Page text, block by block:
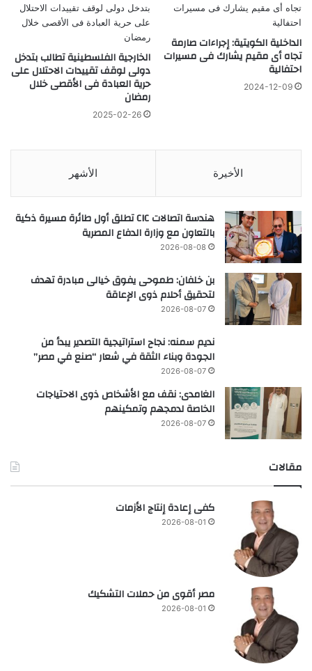
الداخلية الكويتية: إجراءات صارمة
تجاه أى مقيم يشارك فى مسيرات
احتفالية
2024-12-09
الخارجية الفلسطينية تطالب بتدخل
دولى لوقف تقييدات الاحتلال على
حرية العبادة فى الأقصى خلال
رمضان
2025-02-26
الأخيرة الأشهر
هندسة اتصالات CIC تطلق أول طائرة مسيرة ذكية
بالتعاون مع وزارة الدفاع المصرية
2026-08-08
بن خلفان: طموحى يفوق خيالى مبادرة تهدف
لتحقيق أحلام ذوى الإعاقة
2026-08-07
نديم سمنه: نجاح استراتيجية التصدير يبدأ من
الجودة وبناء الثقة في شعار “صنع في مصر”
2026-08-07
الغامدى: نقف مع الأشخاص ذوى الاحتياجات
الخاصة لدمجهم وتمكينهم
2026-08-07
مقالات
كفى إعادة إنتاج الأزمات
2026-08-01
مصر أقوى من حملات التشكيك
2026-08-01